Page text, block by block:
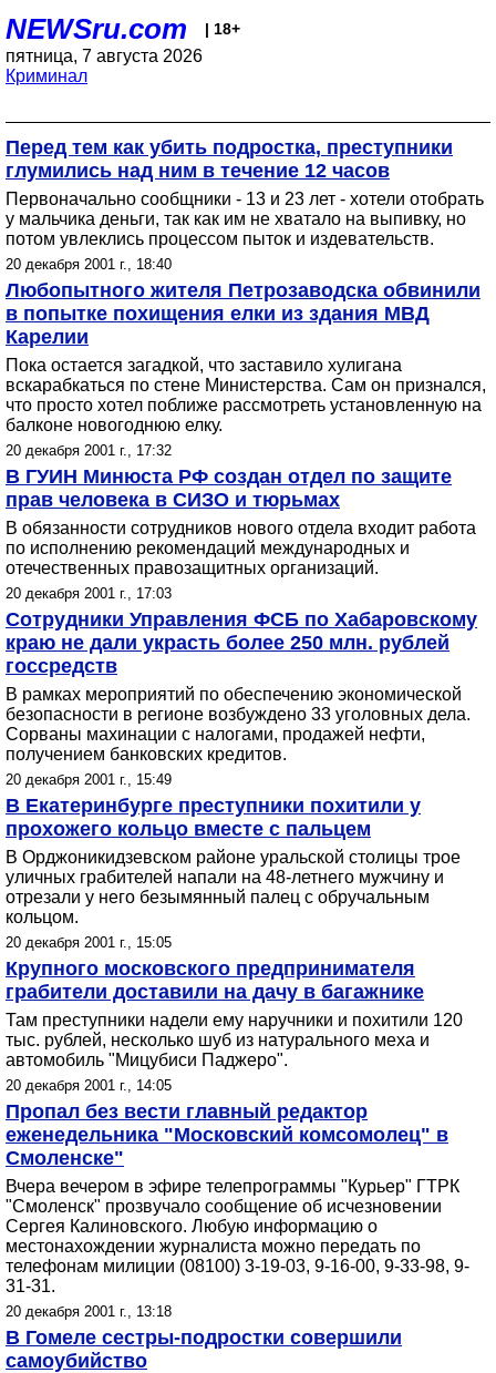
NEWSru.com | 18+
пятница, 7 августа 2026
Криминал
Перед тем как убить подростка, преступники
глумились над ним в течение 12 часов
Первоначально сообщники - 13 и 23 лет - хотели отобрать
у мальчика деньги, так как им не хватало на выпивку, но
потом увлеклись процессом пыток и издевательств.
20 декабря 2001 г., 18:40
Любопытного жителя Петрозаводска обвинили
в попытке похищения елки из здания МВД
Карелии
Пока остается загадкой, что заставило хулигана
вскарабкаться по стене Министерства. Сам он признался,
что просто хотел поближе рассмотреть установленную на
балконе новогоднюю елку.
20 декабря 2001 г., 17:32
В ГУИН Минюста РФ создан отдел по защите
прав человека в СИЗО и тюрьмах
В обязанности сотрудников нового отдела входит работа
по исполнению рекомендаций международных и
отечественных правозащитных организаций.
20 декабря 2001 г., 17:03
Сотрудники Управления ФСБ по Хабаровскому
краю не дали украсть более 250 млн. рублей
госсредств
В рамках мероприятий по обеспечению экономической
безопасности в регионе возбуждено 33 уголовных дела.
Сорваны махинации с налогами, продажей нефти,
получением банковских кредитов.
20 декабря 2001 г., 15:49
В Екатеринбурге преступники похитили у
прохожего кольцо вместе с пальцем
В Орджоникидзевском районе уральской столицы трое
уличных грабителей напали на 48-летнего мужчину и
отрезали у него безымянный палец с обручальным
кольцом.
20 декабря 2001 г., 15:05
Крупного московского предпринимателя
грабители доставили на дачу в багажнике
Там преступники надели ему наручники и похитили 120
тыс. рублей, несколько шуб из натурального меха и
автомобиль "Мицубиси Паджеро".
20 декабря 2001 г., 14:05
Пропал без вести главный редактор
еженедельника "Московский комсомолец" в
Смоленске"
Вчера вечером в эфире телепрограммы "Курьер" ГТРК
"Смоленск" прозвучало сообщение об исчезновении
Сергея Калиновского. Любую информацию о
местонахождении журналиста можно передать по
телефонам милиции (08100) 3-19-03, 9-16-00, 9-33-98, 9-
31-31.
20 декабря 2001 г., 13:18
В Гомеле сестры-подростки совершили
самоубийство